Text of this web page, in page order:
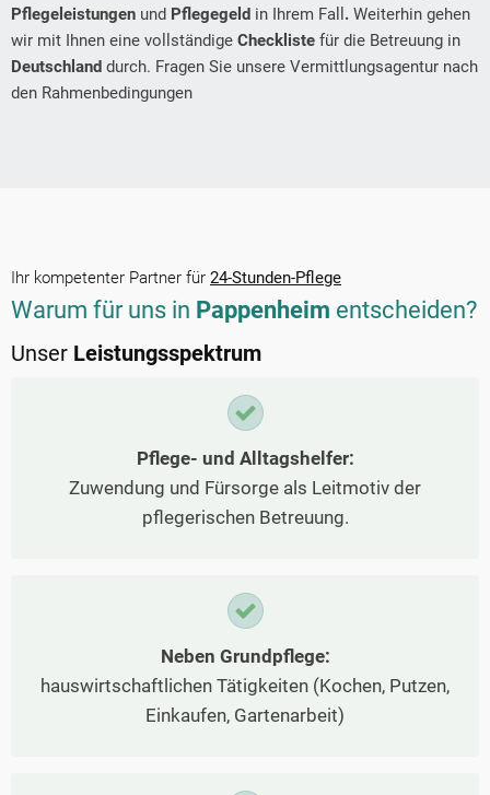
Pflegeleistungen und Pflegegeld in Ihrem Fall . Weiterhin gehen
wir mit Ihnen eine vollständige Checkliste für die Betreuung in
Deutschland durch. Fragen Sie unsere Vermittlungsagentur nach
den Rahmenbedingungen
Ihr kompetenter Partner für 24-Stunden-Pflege
Warum für uns in Pappenheim entscheiden?
Unser Leistungsspektrum
Pflege- und Alltagshelfer:
Zuwendung und Fürsorge als Leitmotiv der
pflegerischen Betreuung.
Neben Grundpflege:
hauswirtschaftlichen Tätigkeiten (Kochen, Putzen,
Einkaufen, Gartenarbeit)